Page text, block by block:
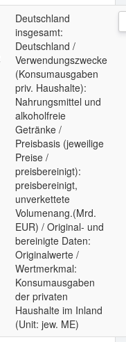
Deutschland
insgesamt:
Deutschland /
Verwendungszwecke
(Konsumausgaben
priv. Haushalte):
Nahrungsmittel und
alkoholfreie
Getränke /
Preisbasis (jeweilige
Preise /
preisbereinigt):
preisbereinigt,
unverkettete
Volumenang.(Mrd.
EUR) / Original- und
bereinigte Daten:
Originalwerte /
Wertmerkmal:
Konsumausgaben
der privaten
Haushalte im Inland
(Unit: jew. ME)